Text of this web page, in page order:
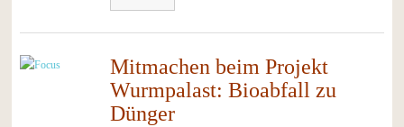
Mitmachen beim Projekt
Wurmpalast: Bioabfall zu
Dünger